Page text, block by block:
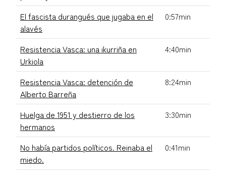
El fascista durangués que jugaba en el
alavés
0:57min
Resistencia Vasca: una ikurriña en
Urkiola
4:40min
Resistencia Vasca: detención de
Alberto Barreña
8:24min
Huelga de 1951 y destierro de los
hermanos
3:30min
No había partidos políticos. Reinaba el
miedo.
0:41min